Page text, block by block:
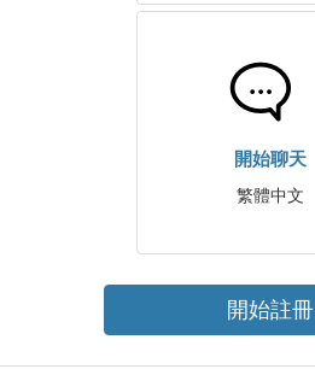
開始聊天
繁體中文
開始註冊